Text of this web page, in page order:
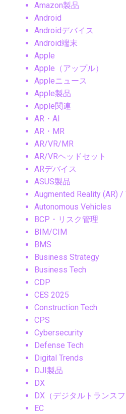
Amazon製品
Android
Androidデバイス
Android端末
Apple
Apple（アップル）
Appleニュース
Apple製品
Apple関連
AR・AI
AR・MR
AR/VR/MR
AR/VRヘッドセット
ARデバイス
ASUS製品
Augmented Reality (AR) /
Autonomous Vehicles
BCP・リスク管理
BIM/CIM
BMS
Business Strategy
Business Tech
CDP
CES 2025
Construction Tech
CPS
Cybersecurity
Defense Tech
Digital Trends
DJI製品
DX
DX（デジタルトランス
EC